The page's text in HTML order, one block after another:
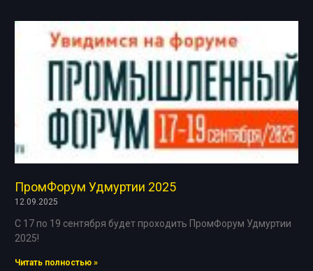
ПромФорум Удмуртии 2025
12.09.2025
С 17 по 19 сентября будет проходить ПромФорум Удмуртии
2025!
Читать полностью »